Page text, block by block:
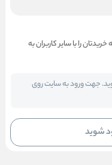
را با سایر کاربران به
جهت ورود به سایت روی
شوید